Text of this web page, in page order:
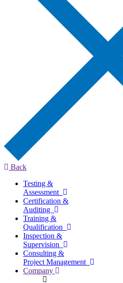
Back
Testing &
Assessment
Certification &
Auditing
Training &
Qualification
Inspection &
Supervision
Consulting &
Project Management
Company